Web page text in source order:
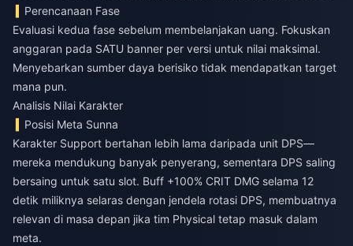
Perencanaan Fase
Evaluasi kedua fase sebelum membelanjakan uang. Fokuskan
anggaran pada SATU banner per versi untuk nilai maksimal.
Menyebarkan sumber daya berisiko tidak mendapatkan target
mana pun.
Analisis Nilai Karakter
Posisi Meta Sunna
Karakter Support bertahan lebih lama daripada unit DPS—
mereka mendukung banyak penyerang, sementara DPS saling
bersaing untuk satu slot. Buff +100% CRIT DMG selama 12
detik miliknya selaras dengan jendela rotasi DPS, membuatnya
relevan di masa depan jika tim Physical tetap masuk dalam
meta.